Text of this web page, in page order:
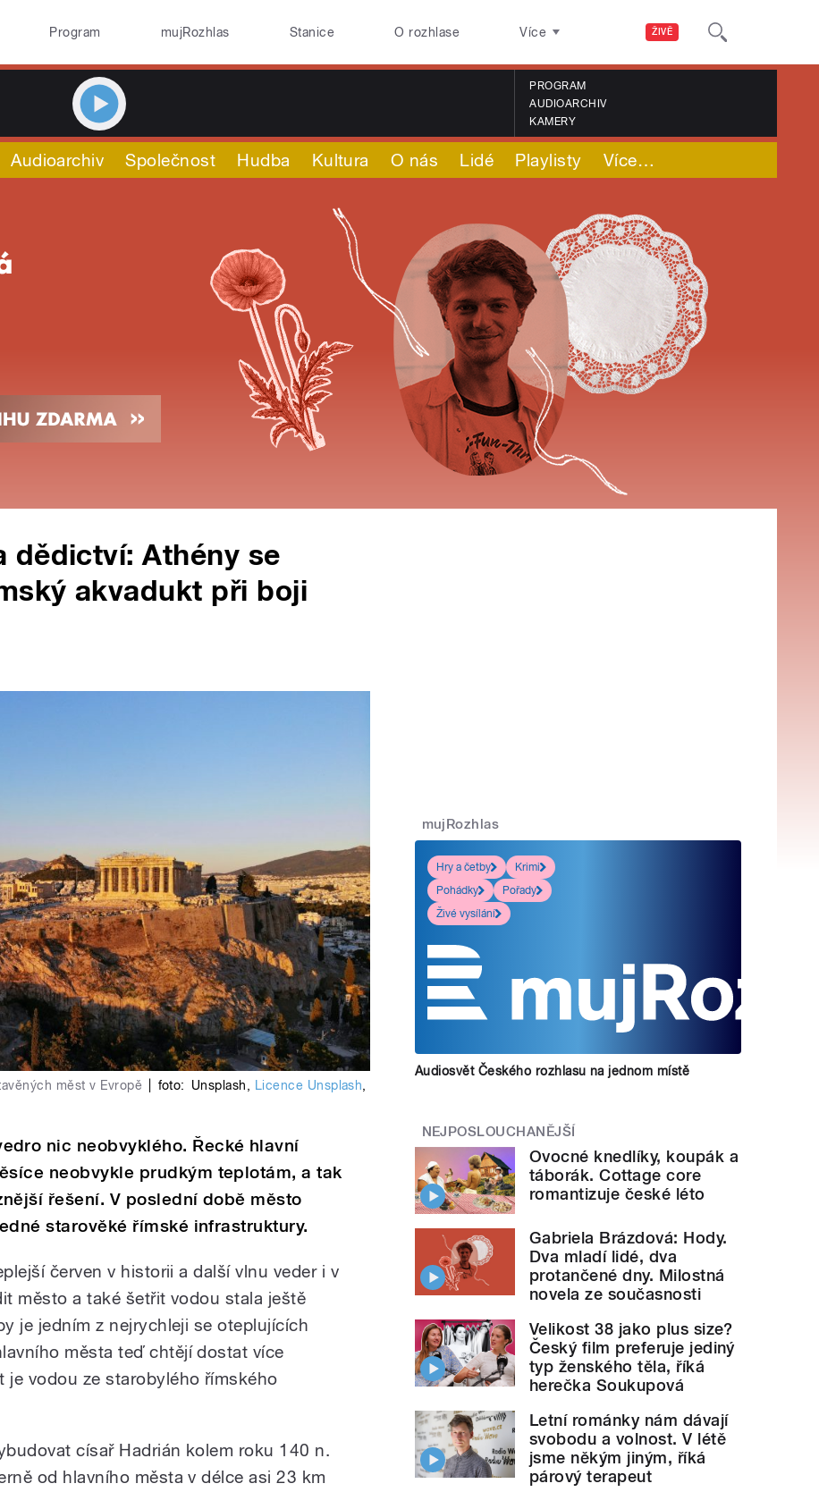
ŽIVĚ
Program mujRozhlas Stanice O rozhlase Více
PROGRAM
AUDIOARCHIV
KAMERY
Audioarchiv Společnost Hudba Kultura O nás Lidé Playlisty Více…
dědictví: Athény se
akvadukt při boji
měst v Evropě foto: Unsplash, Licence Unsplash,
nic neobvyklého. Řecké hlavní
neobvykle prudkým teplotám, a tak
řešení. V poslední době město
starověké římské infrastruktury.
červen v historii a další vlnu veder i v
město a také šetřit vodou stala ještě
je jedním z nejrychleji se oteplujících
města teď chtějí dostat více
je vodou ze starobylého římského
císař Hadrián kolem roku 140 n.
od hlavního města v délce asi 23 km
mujRozhlas
Hry a četby
Krimi
Pohádky
Pořady
Živé vysílání
Audiosvět Českého rozhlasu na jednom místě
NEJPOSLOUCHANĚJŠÍ
Ovocné knedlíky, koupák a
táborák. Cottage core
romantizuje české léto
Gabriela Brázdová: Hody.
Dva mladí lidé, dva
protančené dny. Milostná
novela ze současnosti
Velikost 38 jako plus size?
Český film preferuje jediný
typ ženského těla, říká
herečka Soukupová
Letní románky nám dávají
svobodu a volnost. V létě
jsme někým jiným, říká
párový terapeut